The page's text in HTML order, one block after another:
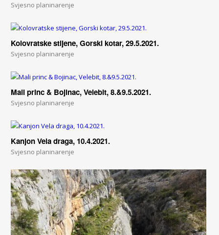
Svjesno planinarenje
Kolovratske stijene, Gorski kotar, 29.5.2021.
Svjesno planinarenje
Mali princ & Bojinac, Velebit, 8.&9.5.2021.
Svjesno planinarenje
Kanjon Vela draga, 10.4.2021.
Svjesno planinarenje